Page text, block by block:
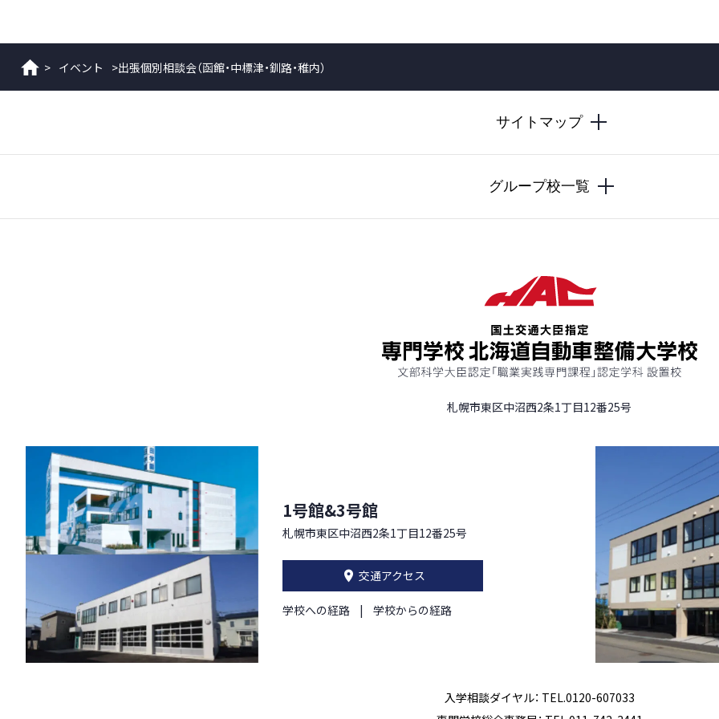
ホーム
> イベント >出張個別相談会（函館・中標津・釧路・稚内）
サイトマップ
グループ校一覧
札幌市東区中沼西2条1丁目12番25号
1号館&3号館
札幌市東区中沼西2条1丁目12番25号
交通アクセス
学校への経路 学校からの経路
入学相談ダイヤル： TEL.0120-607033